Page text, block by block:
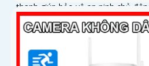
thanh giúp bảo vệ an ninh chủ